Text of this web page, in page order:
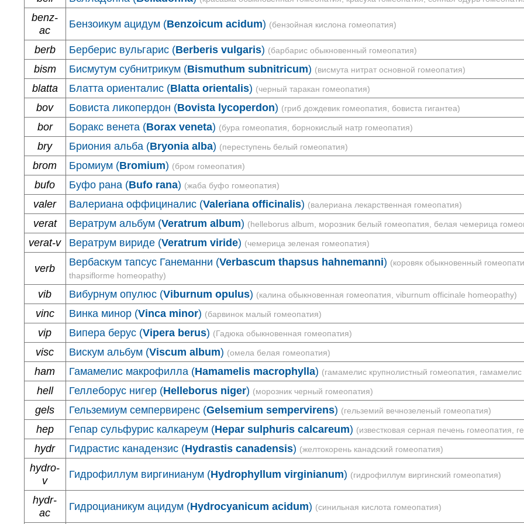
benz-
ac
Бензоикум ацидум (Benzoicum acidum) (бензойная кислона гомеопатия)
berb Берберис вульгарис (Berberis vulgaris) (барбарис обыкновенный гомеопатия)
bism Бисмутум субнитрикум (Bismuthum subnitricum) (висмута нитрат основной гомеопатия)
blatta Блатта ориенталис (Blatta orientalis) (черный таракан гомеопатия)
bov Бовиста ликопердон (Bovista lycoperdon) (гриб дождевик гомеопатия, бовиста гигантеа)
bor Боракс венета (Borax veneta) (бура гомеопатия, борнокислый натр гомеопатия)
bry Бриония альба (Bryonia alba) (переступень белый гомеопатия)
brom Бромиум (Bromium) (бром гомеопатия)
bufo Буфо рана (Bufo rana) (жаба буфо гомеопатия)
valer Валериана оффициналис (Valeriana officinalis) (валериана лекарственная гомеопатия)
verat Вератрум альбум (Veratrum album) (helleborus album, морозник белый гомеопатия, белая чемерица
verat-v Вератрум вириде (Veratrum viride) (чемерица зеленая гомеопатия)
verb
Вербаскум тапсус Ганеманни (Verbascum thapsus hahnemanni) (коровяк обыкновенный
thapsiflorme homeopathy)
vib Вибурнум опулюс (Viburnum opulus) (калина обыкновенная гомеопатия, viburnum officinale homeopathy)
vinc Винка минор (Vinca minor) (барвинок малый гомеопатия)
vip Випера берус (Vipera berus) (Гадюка обыкновенная гомеопатия)
visc Вискум альбум (Viscum album) (омела белая гомеопатия)
ham Гамамелис макрофилла (Hamamelis macrophylla) (гамамелис крупнолистный гомеопатия,
hell Геллеборус нигер (Helleborus niger) (морозник черный гомеопатия)
gels Гельземиум семпервиренс (Gelsemium sempervirens) (гельземий вечнозеленый гомеопатия)
hep Гепар сульфурис калкареум (Hepar sulphuris calcareum) (известковая серная печень гомеопатия,
hydr Гидрастис канадензис (Hydrastis canadensis) (желтокорень канадский гомеопатия)
hydro-
v
Гидрофиллум виргинианум (Hydrophyllum virginianum) (гидрофиллум виргинский гомеопатия)
hydr-
ac
Гидроцианикум ацидум (Hydrocyanicum acidum) (синильная кислота гомеопатия)